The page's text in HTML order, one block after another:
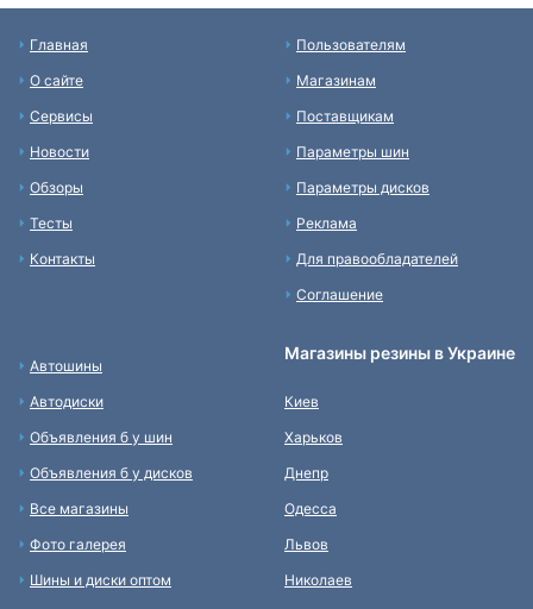
Главная
О сайте
Сервисы
Новости
Обзоры
Тесты
Контакты
Пользователям
Магазинам
Поставщикам
Параметры шин
Параметры дисков
Реклама
Для правообладателей
Соглашение
Автошины
Автодиски
Объявления б у шин
Объявления б у дисков
Все магазины
Фото галерея
Шины и диски оптом
Магазины резины в Украине
Киев
Харьков
Днепр
Одесса
Львов
Николаев